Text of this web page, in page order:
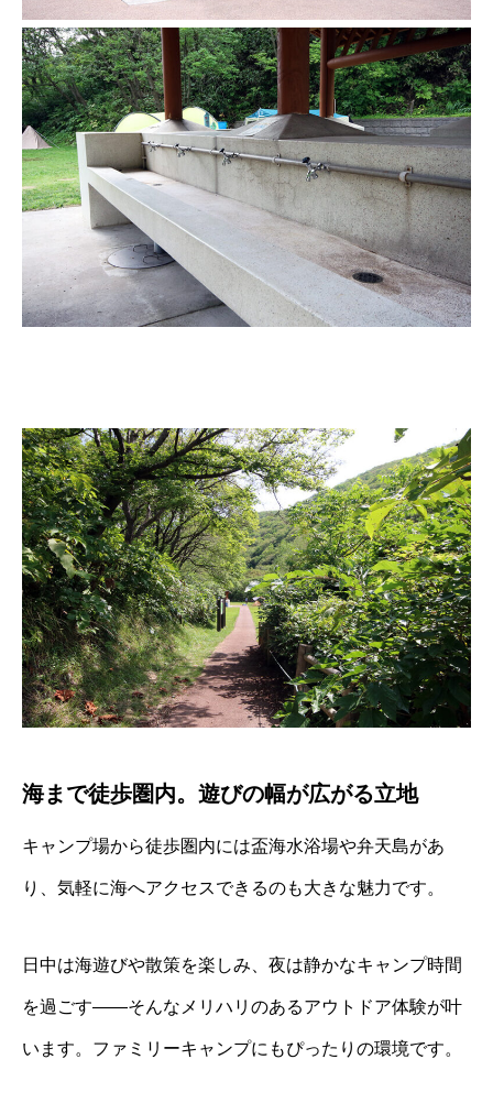
海まで徒歩圏内。遊びの幅が広がる立地
キャンプ場から徒歩圏内には盃海水浴場や弁天島があ
り、気軽に海へアクセスできるのも大きな魅力です。
日中は海遊びや散策を楽しみ、夜は静かなキャンプ時間
を過ごす――そんなメリハリのあるアウトドア体験が叶
います。ファミリーキャンプにもぴったりの環境です。